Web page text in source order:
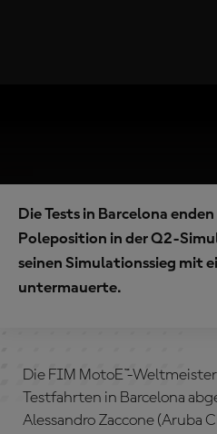
Die Tests in Barcelona
Poleposition in der Q2-
seinen Simulationssieg mit
untermauerte.
Die FIM MotoE™-
Testfahrten in Barcelona
Alessandro Zaccone (Aruba